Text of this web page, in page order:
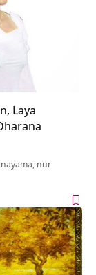
Laya
nur